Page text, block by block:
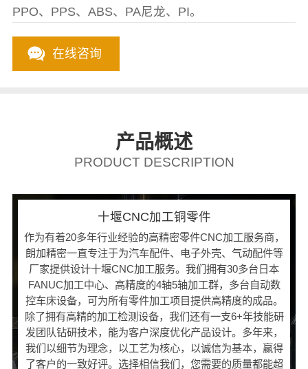
PPO、PPS、ABS、PA尼龙、PI。
在线咨询
产品概述
PRODUCT DESCRIPTION
十堰CNC加工铜零件
作为有着20多年行业经验的高精密零件CNC加工服务商，
朗加精密一直专注于为汽车配件、电子外壳、气动配件等
厂家提供设计十堰CNC加工服务。我们拥有30多台日本
FANUC加工中心、高精度的4轴5轴加工群，多台自动数
控车床设备，可为所有零件加工项目提供高精度的成品。
除了拥有高精的加工检测设备，我们还有一支6+年技能研
发团队钻研技术，能为客户深度优化产品设计。多年来，
我们以细节为理念，以工艺为核心，以诚信为基本，赢得
了客户的一致好评。选择相信我们，您需要的质量都能超